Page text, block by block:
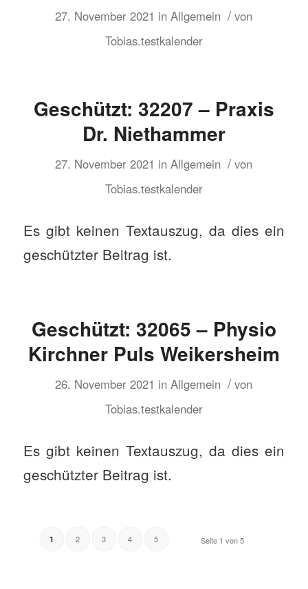
27. November 2021 inAllgemein / von
Tobias.testkalender
Geschützt: 32207 – Praxis
Dr. Niethammer
27. November 2021 inAllgemein / von
Tobias.testkalender
Es gibt keinen Textauszug, da dies ein
geschützter Beitrag ist.
Geschützt: 32065 – Physio
Kirchner Puls Weikersheim
26. November 2021 inAllgemein / von
Tobias.testkalender
Es gibt keinen Textauszug, da dies ein
geschützter Beitrag ist.
Seite 1 von 5
1 2 3 4 5